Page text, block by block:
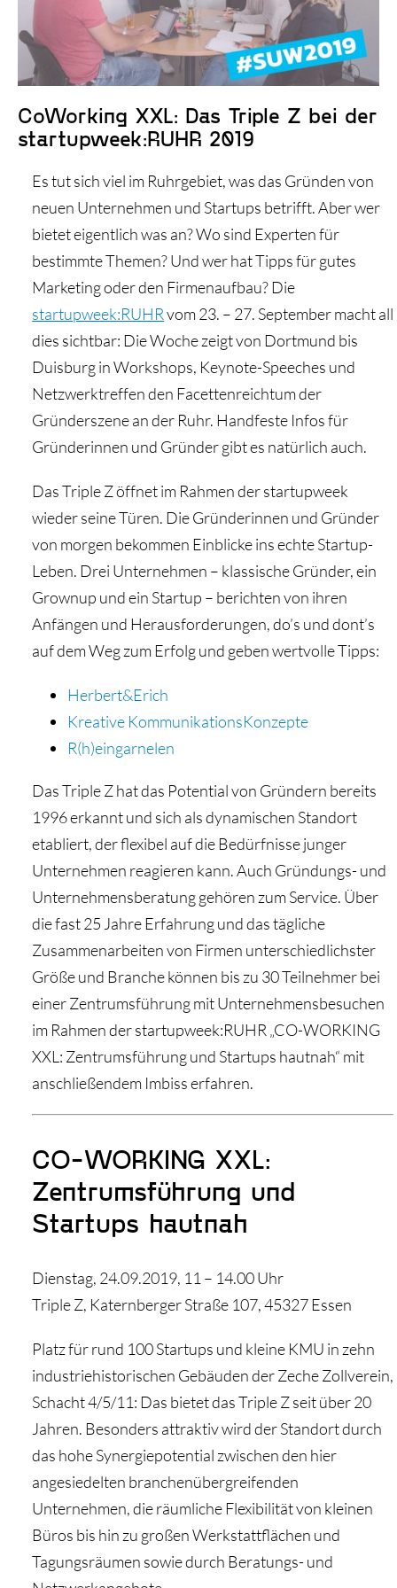
Historie und Entwicklung
CoWorking XXL: Das Triple Z bei der
startupweek:RUHR 2019
Es tut sich viel im Ruhrgebiet, was das Gründen von
neuen Unternehmen und Startups betrifft. Aber wer
bietet eigentlich was an? Wo sind Experten für
bestimmte Themen? Und wer hat Tipps für gutes
Marketing oder den Firmenaufbau? Die
startupweek:RUHRvom 23. – 27. September macht all
dies sichtbar: Die Woche zeigt von Dortmund bis
Duisburg in Workshops, Keynote-Speeches und
Netzwerktreffen den Facettenreichtum der
Gründerszene an der Ruhr. Handfeste Infos für
Gründerinnen und Gründer gibt es natürlich auch.
Das Triple Z öffnet im Rahmen der startupweek
wieder seine Türen. Die Gründerinnen und Gründer
von morgen bekommen Einblicke ins echte Startup-
Leben. Drei Unternehmen – klassische Gründer, ein
Grownup und ein Startup – berichten von ihren
Anfängen und Herausforderungen, do’s und dont’s
auf dem Weg zum Erfolg und geben wertvolle Tipps:
Herbert&Erich
Kreative KommunikationsKonzepte
R(h)eingarnelen
Das Triple Z hat das Potential von Gründern bereits
1996 erkannt und sich als dynamischen Standort
etabliert, der flexibel auf die Bedürfnisse junger
Unternehmen reagieren kann. Auch Gründungs- und
Unternehmensberatung gehören zum Service. Über
die fast 25 Jahre Erfahrung und das tägliche
Zusammenarbeiten von Firmen unterschiedlichster
Größe und Branche können bis zu 30 Teilnehmer bei
einer Zentrumsführung mit Unternehmensbesuchen
im Rahmen der startupweek:RUHR „CO-WORKING
XXL: Zentrumsführung und Startups hautnah“ mit
anschließendem Imbiss erfahren.
CO-WORKING XXL:
Zentrumsführung und
Startups hautnah
Dienstag, 24.09.2019, 11 – 14.00 Uhr
Triple Z, Katernberger Straße 107, 45327 Essen
Platz für rund 100 Startups und kleine KMU in zehn
industriehistorischen Gebäuden der Zeche Zollverein,
Schacht 4/5/11: Das bietet das Triple Z seit über 20
Jahren. Besonders attraktiv wird der Standort durch
das hohe Synergiepotential zwischen den hier
angesiedelten branchenübergreifenden
Unternehmen, die räumliche Flexibilität von kleinen
Büros bis hin zu großen Werkstattflächen und
Tagungsräumen sowie durch Beratungs- und